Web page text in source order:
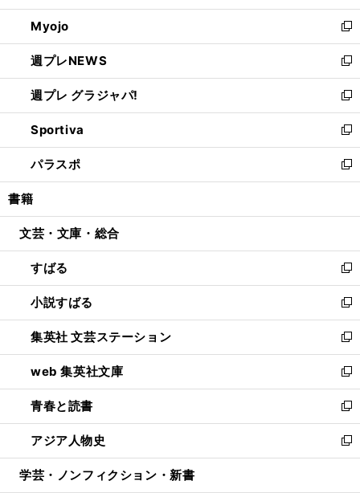
開
く
ウ
で
開
く
ン
ド
ウ
で
開
く
ウ
ィ
ン
ド
ウ
で
開
く
Myojo
新
し
い
ウ
ィ
ン
ド
ウ
で
開
週プレNEWS
新
し
い
ウ
ィ
ン
ド
ウ
開
週プレ グラジャパ!
新
し
い
ウ
ィ
ン
ウ
開
く
Sportiva
新
し
い
ウ
ン
ウ
で
開
く
パラスポ
新
し
ウ
ン
ド
ウ
で
開
く
書籍
文芸・文庫・総合
すばる
新
し
い
ウ
ィ
ン
ド
ウ
で
開
く
小説すばる
新
し
い
ウ
ィ
ン
ド
ウ
で
開
集英社 文芸ステーション
新
し
い
ウ
ィ
ン
ド
ウ
web 集英社文庫
新
し
い
ウ
ィ
ン
青春と読書
新
し
い
ウ
アジア人物史
新
し
学芸・ノンフィクション・新書